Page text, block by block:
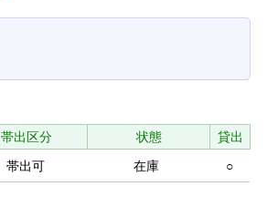
帯出区分 状態
貸出
帯出可 在庫 ○